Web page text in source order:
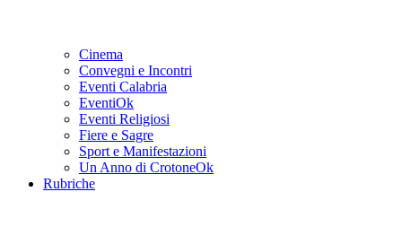
Cinema
Convegni e Incontri
Eventi Calabria
EventiOk
Eventi Religiosi
Fiere e Sagre
Sport e Manifestazioni
Un Anno di CrotoneOk
Rubriche